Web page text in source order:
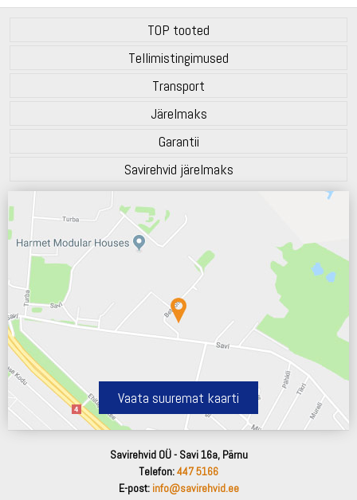
TOP tooted
Tellimistingimused
Transport
Järelmaks
Garantii
Savirehvid järelmaks
Vaata suuremat kaarti
Savirehvid OÜ - Savi 16a, Pärnu
Telefon:447 5166
E-post: info@savirehvid.ee